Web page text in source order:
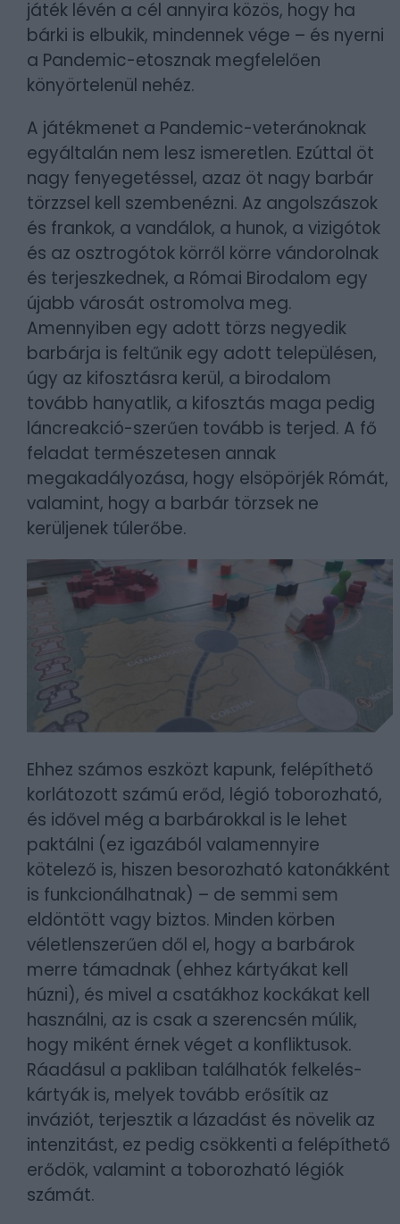
játék lévén a cél annyira közös, hogy ha
bárki is elbukik, mindennek vége – és nyerni
a Pandemic-etosznak megfelelően
könyörtelenül nehéz.
A játékmenet a Pandemic-veteránoknak
egyáltalán nem lesz ismeretlen. Ezúttal öt
nagy fenyegetéssel, azaz öt nagy barbár
törzzsel kell szembenézni. Az angolszászok
és frankok, a vandálok, a hunok, a vizigótok
és az osztrogótok körről körre vándorolnak
és terjeszkednek, a Római Birodalom egy
újabb városát ostromolva meg.
Amennyiben egy adott törzs negyedik
barbárja is feltűnik egy adott településen,
úgy az kifosztásra kerül, a birodalom
tovább hanyatlik, a kifosztás maga pedig
láncreakció-szerűen tovább is terjed. A fő
feladat természetesen annak
megakadályozása, hogy elsöpörjék Rómát,
valamint, hogy a barbár törzsek ne
kerüljenek túlerőbe.
Ehhez számos eszközt kapunk, felépíthető
korlátozott számú erőd, légió toborozható,
és idővel még a barbárokkal is le lehet
paktálni (ez igazából valamennyire
kötelező is, hiszen besorozható katonákként
is funkcionálhatnak) – de semmi sem
eldöntött vagy biztos. Minden körben
véletlenszerűen dől el, hogy a barbárok
merre támadnak (ehhez kártyákat kell
húzni), és mivel a csatákhoz kockákat kell
használni, az is csak a szerencsén múlik,
hogy miként érnek véget a konfliktusok.
Ráadásul a pakliban találhatók felkelés-
kártyák is, melyek tovább erősítik az
inváziót, terjesztik a lázadást és növelik az
intenzitást, ez pedig csökkenti a felépíthető
erődök, valamint a toborozható légiók
számát.